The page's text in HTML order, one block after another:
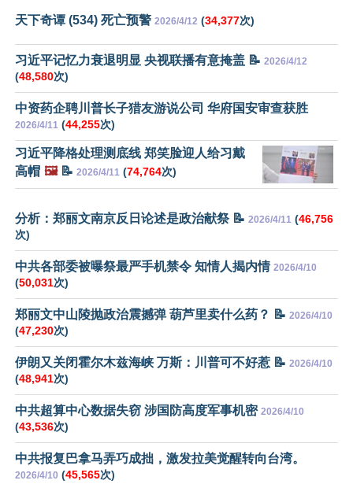
天下奇谭 (534) 死亡预警 2026/4/12 (34,377次)
习近平记忆力衰退明显 央视联播有意掩盖 📝 2026/4/12
(48,580次)
中资药企聘川普长子猎友游说公司 华府国安审查获胜
2026/4/11 (44,255次)
习近平降格处理测底线 郑笑脸迎人给习戴
高帽 🖼️📝 2026/4/11 (74,764次)
分析：郑丽文南京反日论述是政治献祭 📝 2026/4/11 (46,756
次)
中共各部委被曝祭最严手机禁令 知情人揭内情 2026/4/10
(50,031次)
郑丽文中山陵抛政治震撼弹 葫芦里卖什么药？ 📝 2026/4/10
(47,230次)
伊朗又关闭霍尔木兹海峡 万斯：川普可不好惹 📝 2026/4/10
(48,941次)
中共超算中心数据失窃 涉国防高度军事机密 2026/4/10
(43,536次)
中共报复巴拿马弄巧成拙，激发拉美觉醒转向台湾。
2026/4/10 (45,565次)